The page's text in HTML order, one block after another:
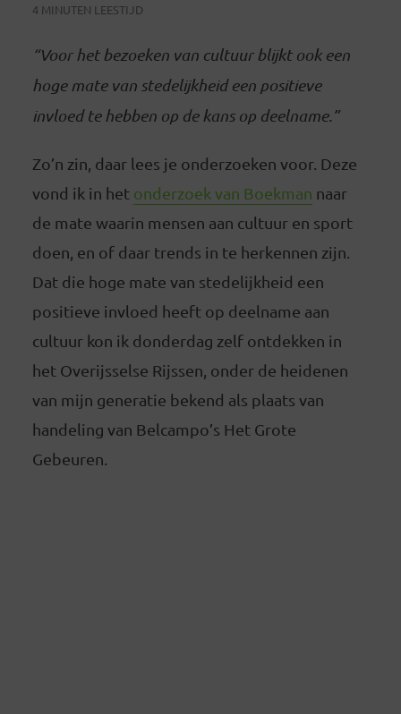
4 MINUTEN LEESTIJD
“Voor het bezoeken van cultuur blijkt ook een
hoge mate van stedelijkheid een positieve
invloed te hebben op de kans op deelname.”
Zo’n zin, daar lees je onderzoeken voor. Deze
vond ik in het onderzoek van Boekman naar
de mate waarin mensen aan cultuur en sport
doen, en of daar trends in te herkennen zijn.
Dat die hoge mate van stedelijkheid een
positieve invloed heeft op deelname aan
cultuur kon ik donderdag zelf ontdekken in
het Overijsselse Rijssen, onder de heidenen
van mijn generatie bekend als plaats van
handeling van Belcampo’s Het Grote
Gebeuren.